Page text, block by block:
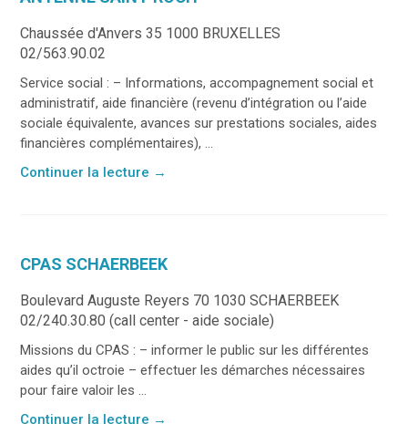
Chaussée d'Anvers 35 1000 BRUXELLES
02/563.90.02
Service social : – Informations, accompagnement social et
administratif, aide financière (revenu d’intégration ou l’aide
sociale équivalente, avances sur prestations sociales, aides
financières complémentaires), ...
Continuer la lecture →
CPAS SCHAERBEEK
Boulevard Auguste Reyers 70 1030 SCHAERBEEK
02/240.30.80 (call center - aide sociale)
Missions du CPAS : – informer le public sur les différentes
aides qu’il octroie – effectuer les démarches nécessaires
pour faire valoir les ...
Continuer la lecture →